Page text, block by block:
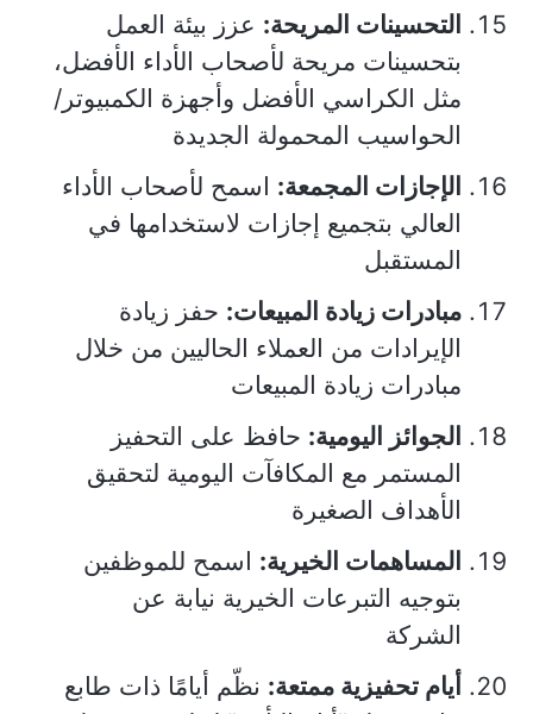
التحسينات المريحة: عزز بيئة العمل
بتحسينات مريحة لأصحاب الأداء الأفضل،
مثل الكراسي الأفضل وأجهزة الكمبيوتر/
الحواسيب المحمولة الجديدة
الإجازات المجمعة: اسمح لأصحاب الأداء
العالي بتجميع إجازات لاستخدامها في
المستقبل
مبادرات زيادة المبيعات: حفز زيادة
الإيرادات من العملاء الحاليين من خلال
مبادرات زيادة المبيعات
الجوائز اليومية: حافظ على التحفيز
المستمر مع المكافآت اليومية لتحقيق
الأهداف الصغيرة
المساهمات الخيرية: اسمح للموظفين
بتوجيه التبرعات الخيرية نيابة عن
الشركة
أيام تحفيزية ممتعة: نظّم أيامًا ذات طابع